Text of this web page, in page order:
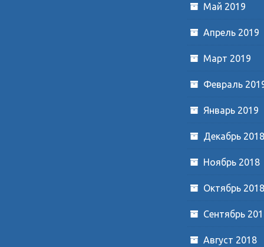
Май 2019
Апрель 2019
Март 2019
Февраль
Январь 2019
Декабрь 2018
Ноябрь 2018
Октябрь 2018
Сентябрь
Август 2018